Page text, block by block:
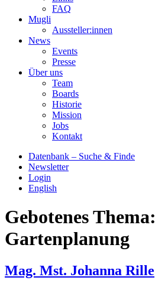
FAQ
Mugli
Aussteller:innen
News
Events
Presse
Über uns
Team
Boards
Historie
Mission
Jobs
Kontakt
Datenbank – Suche & Finde
Newsletter
Login
English
Gebotenes Thema:
Gartenplanung
Mag. Mst. Johanna Rille